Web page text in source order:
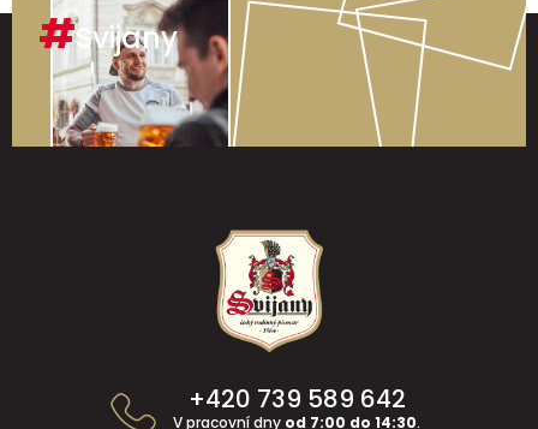
#Svijany
+420 739 589 642
V pracovní dny od 7:00 do 14:30.